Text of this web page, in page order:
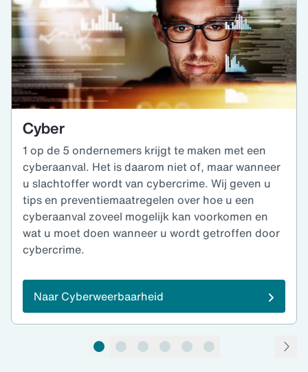
Cyber
1 op de 5 ondernemers krijgt te maken met een
cyberaanval. Het is daarom niet of, maar wanneer
u slachtoffer wordt van cybercrime. Wij geven u
tips en preventiemaatregelen over hoe u een
cyberaanval zoveel mogelijk kan voorkomen en
wat u moet doen wanneer u wordt getroffen door
cybercrime.
Naar Cyberweerbaarheid